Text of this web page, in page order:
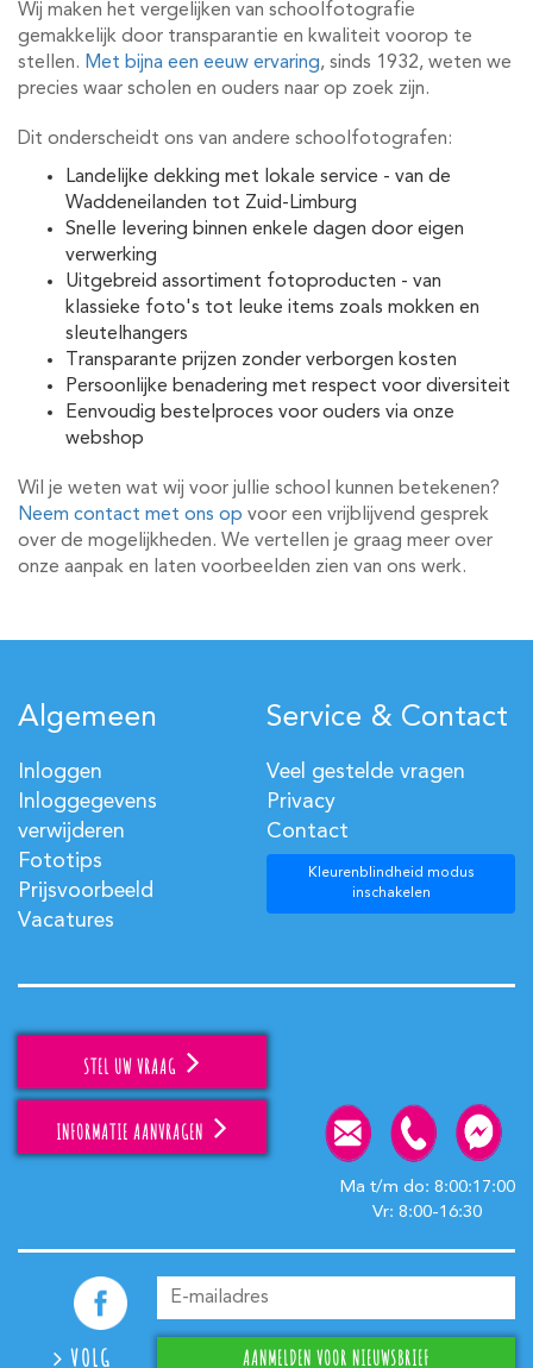
Wij maken het vergelijken van schoolfotografie
gemakkelijk door transparantie en kwaliteit voorop te
stellen. Met bijna een eeuw ervaring, sinds 1932, weten we
precies waar scholen en ouders naar op zoek zijn.
Dit onderscheidt ons van andere schoolfotografen:
Landelijke dekking met lokale service - van de
Waddeneilanden tot Zuid-Limburg
Snelle levering binnen enkele dagen door eigen
verwerking
Uitgebreid assortiment fotoproducten - van
klassieke foto's tot leuke items zoals mokken en
sleutelhangers
Transparante prijzen zonder verborgen kosten
Persoonlijke benadering met respect voor diversiteit
Eenvoudig bestelproces voor ouders via onze
webshop
Wil je weten wat wij voor jullie school kunnen betekenen?
Neem contact met ons op voor een vrijblijvend gesprek
over de mogelijkheden. We vertellen je graag meer over
onze aanpak en laten voorbeelden zien van ons werk.
Algemeen
Inloggen
Inloggegevens
verwijderen
Fototips
Prijsvoorbeeld
Vacatures
Service & Contact
Veel gestelde vragen
Privacy
Contact
Kleurenblindheid modus
inschakelen
STEL UW VRAAG
INFORMATIE AANVRAGEN
Ma t/m do: 8:00:17:00
Vr: 8:00-16:30
VOLG